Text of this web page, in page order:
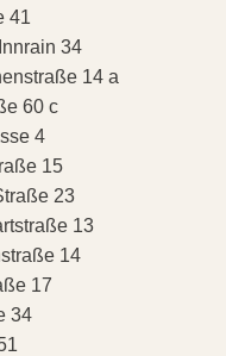
41
34
14 a
60 c
4
15
23
13
14
17
34